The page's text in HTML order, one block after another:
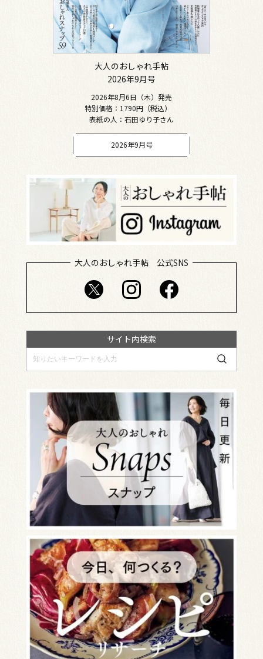
大人のおしゃれ手帖
2026年9月号
2026年8月6日（木）発売
特別価格：1790円（税込）
表紙の人：石田ゆり子さん
2026年9月号
大人のおしゃれ手帖 公式SNS
サイト内検索